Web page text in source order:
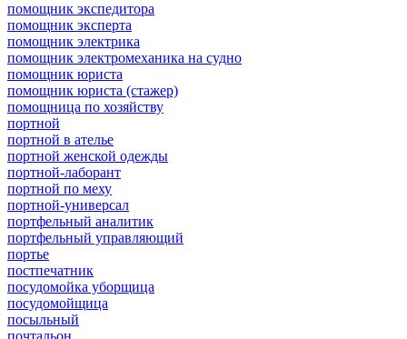
помощник экспедитора
помощник эксперта
помощник электрика
помощник электромеханика на судно
помощник юриста
помощник юриста (стажер)
помощница по хозяйству
портной
портной в ателье
портной женской одежды
портной-лаборант
портной по меху
портной-универсал
портфельный аналитик
портфельный управляющий
портье
постпечатник
посудомойка уборщица
посудомойщица
посыльный
почтальон